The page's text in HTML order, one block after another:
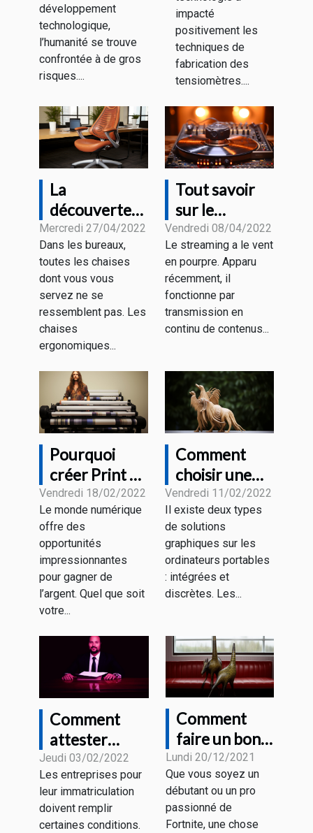
développement
technologique,
l’humanité se trouve
confrontée à de gros
risques....
impacté
positivement les
techniques de
fabrication des
tensiomètres....
La
découverte
de la chaise
de bureau
ergonomique
Mercredi 27/04/2022
Dans les bureaux,
toutes les chaises
dont vous vous
servez ne se
ressemblent pas. Les
chaises
ergonomiques...
Tout savoir
sur le
streaming
Vendredi 08/04/2022
Le streaming a le vent
en pourpre. Apparu
récemment, il
fonctionne par
transmission en
continu de contenus...
Pourquoi
créer Print on
Demand et
Comment ça
fonctionne?
Vendredi 18/02/2022
Le monde numérique
offre des
opportunités
impressionnantes
pour gagner de
l’argent. Quel que soit
votre...
Comment
choisir une
carte
graphique
pour un
ordinateur
portatif ?
Vendredi 11/02/2022
Il existe deux types
de solutions
graphiques sur les
ordinateurs portables
: intégrées et
discrètes. Les...
Comment
attester
juridiquement
de l’existence
de votre
entreprise ?
Jeudi 03/02/2022
Les entreprises pour
leur immatriculation
doivent remplir
certaines conditions.
Comment
faire un bon
choix de
souris gamer
pour Fortnite
?
Lundi 20/12/2021
Que vous soyez un
débutant ou un pro
passionné de
Fortnite, une chose